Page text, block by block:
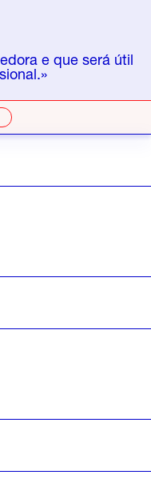
e que será útil